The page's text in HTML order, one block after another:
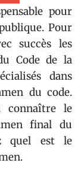
pour
Pour
succès les
Code de la
dans
du code.
connaître le
final du
quel est le